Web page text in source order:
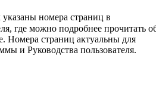
номера страниц в
где можно подробнее прочитать
Номера страниц актуальны для
и Руководства пользователя.